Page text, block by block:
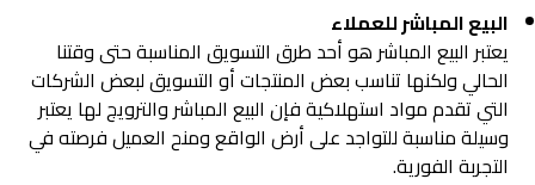
البيع المباشر للعملاء
يعتبر البيع المباشر هو أحد طرق التسويق المناسبة حتى وقتنا
الحالي ولكنها تناسب بعض المنتجات أو التسويق لبعض الشركات
التي تقدم مواد استهلاكية فإن البيع المباشر والترويج لها يعتبر
وسيلة مناسبة للتواجد على أرض الواقع ومنح العميل فرصته في
التجربة الفورية.